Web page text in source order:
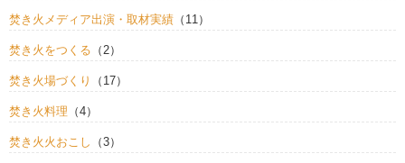
焚き火メディア出演・取材実績 （11）
焚き火をつくる （2）
焚き火場づくり （17）
焚き火料理 （4）
焚き火火おこし （3）